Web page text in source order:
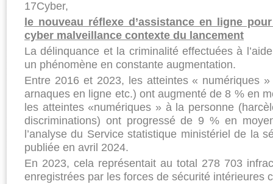
17Cyber,
le nouveau réflexe d’assistance en ligne
cyber malveillance contexte du lancement
La délinquance et la criminalité effectuées à
un phénomène en constante augmentation.
Entre 2016 et 2023, les atteintes « numériques
arnaques en ligne etc.) ont augmenté de 8 % en
les atteintes «numériques » à la personne
discriminations) ont progressé de 9 % en
l’analyse du Service statistique ministériel de la
publiée en avril 2024.
En 2023, cela représentait au total 278 703
enregistrées par les forces de sécurité intérieures